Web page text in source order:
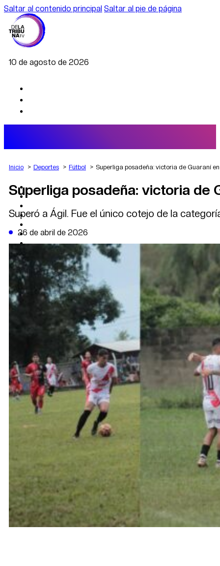
Saltar al contenido principal Saltar al pie de página
10 de agosto de 2026
AGRO
DEPORTES
ECONOMÍA
POLÍTICA
DATA FIRME
DE LA TRIBUNA TV
Inicio Deportes Fútbol Superliga posadeña: victoria de Guaraní
Superliga posadeña: victoria de
Superó a Ágil. Fue el único cotejo de la
26 de abril de 2026